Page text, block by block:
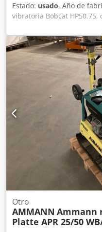
Estado: usado, Año de
vibratoria Bobcat
Peso de la máquina: 350
mm Longitud de la
máquina con el mango:
820 mm Altura del mango
mm Altura del mango (en
mm Ancho de la
Supra 1D50S
Potencia del motor a rpm:
vibración máxima: 70 Hz
Capacidad de ascenso: 36
Otro
AMMANN Ammann
Platte APR 25/50